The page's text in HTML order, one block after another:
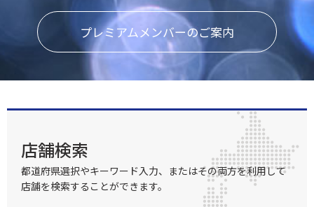
プレミアムメンバーのご案内
店舗検索
都道府県選択やキーワード入力、またはその両方を利用して
店舗を検索することができます。